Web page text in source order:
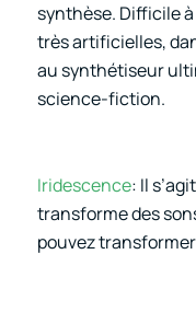
synthèse. Difficile
très artificielles,
au synthétiseur
science-fiction.
Iridescence: Il
transforme des
pouvez